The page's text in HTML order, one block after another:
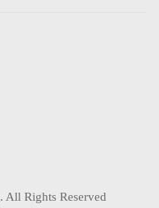
. All Rights Reserved